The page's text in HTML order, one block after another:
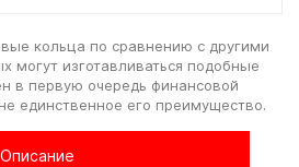
кольца по сравнению с другими
могут изготавливаться подобные
в первую очередь финансовой
единственное его преимущество.
Описание